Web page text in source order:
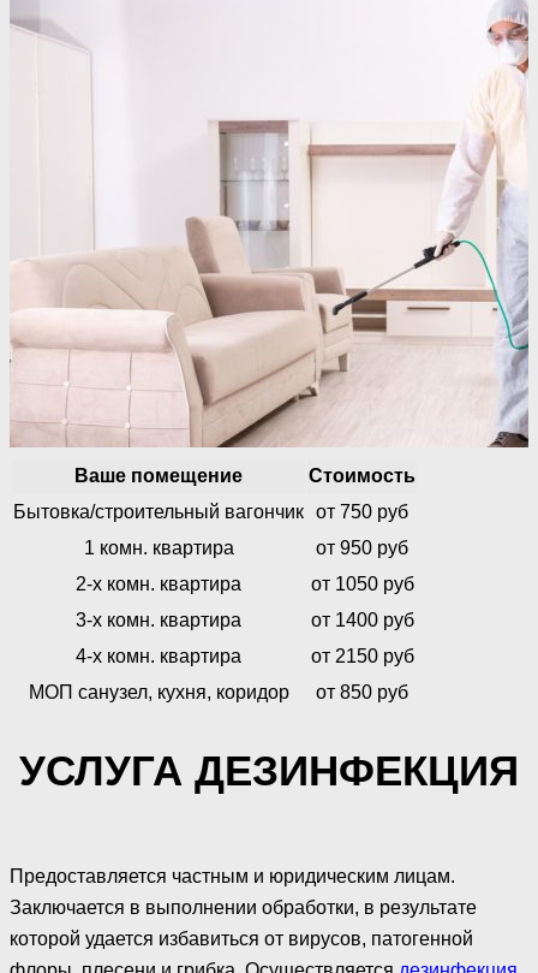
Ваше помещение
Стоимость
Бытовка/строительный вагончик от 750 руб
1 комн. квартира
от 950 руб
2-х комн. квартира
от 1050 руб
3-х комн. квартира
от 1400 руб
4-х комн. квартира
от 2150 руб
МОП санузел, кухня, коридор
от 850 руб
УСЛУГА ДЕЗИНФЕКЦИЯ
Предоставляется частным и юридическим лицам.
Заключается в выполнении обработки, в результате
которой удается избавиться от вирусов, патогенной